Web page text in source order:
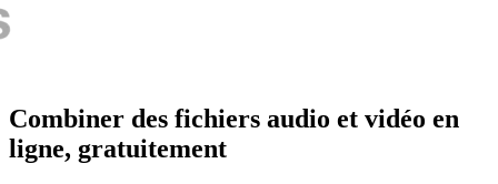
Combiner des fichiers audio et vidéo en
ligne, gratuitement